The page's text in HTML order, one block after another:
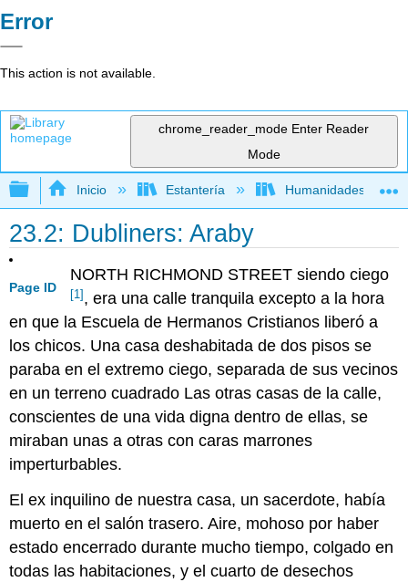
Error
This action is not available.
chrome_reader_mode Enter Reader
Mode
Expandir/contraer jerarquía global
Inicio Estantería Humanidades
23.2: Dubliners: Araby
Page ID
NORTH RICHMOND STREET siendo ciego
[1] , era una calle tranquila excepto a la hora
en que la Escuela de Hermanos Cristianos liberó a
los chicos. Una casa deshabitada de dos pisos se
paraba en el extremo ciego, separada de sus vecinos
en un terreno cuadrado Las otras casas de la calle,
conscientes de una vida digna dentro de ellas, se
miraban unas a otras con caras marrones
imperturbables.
El ex inquilino de nuestra casa, un sacerdote, había
muerto en el salón trasero. Aire, mohoso por haber
estado encerrado durante mucho tiempo, colgado en
todas las habitaciones, y el cuarto de desechos